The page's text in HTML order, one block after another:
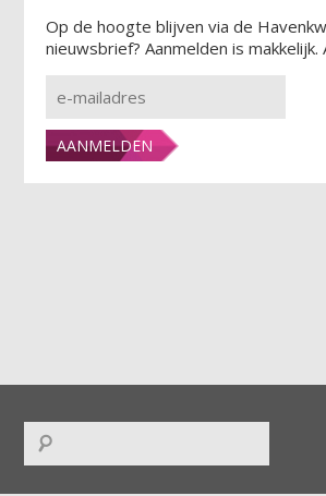
Op de hoogte blijven via de
nieuwsbrief? Aanmelden is makkelijk.